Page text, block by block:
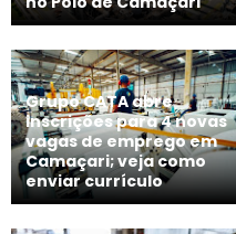
Grupo CATA abre
inscrições para 4 novas
vagas de emprego em
Camaçari; veja como
enviar currículo